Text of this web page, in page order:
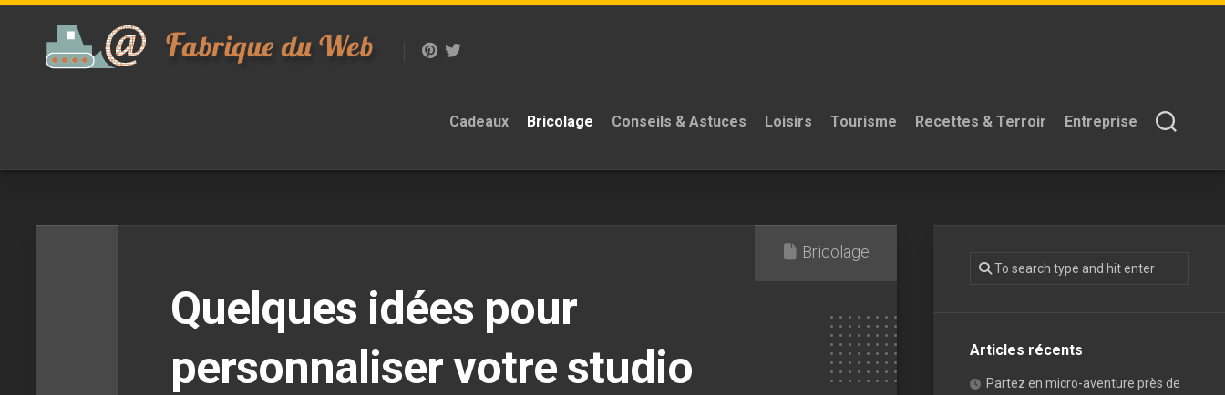
Skip
Cadeaux Bricolage Conseils & Astuces Loisirs Tourisme Recettes & Terroir Entreprise
Bricolage
Quelques idées pour
personnaliser votre studio
Articles récents
Partez en micro-aventure près de